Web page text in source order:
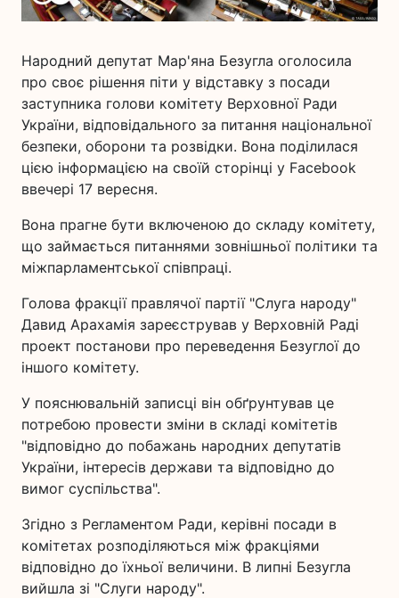
Народний депутат Мар'яна Безугла оголосила
про своє рішення піти у відставку з посади
заступника голови комітету Верховної Ради
України, відповідального за питання національної
безпеки, оборони та розвідки. Вона поділилася
цією інформацією на своїй сторінці у Facebook
ввечері 17 вересня.
Вона прагне бути включеною до складу комітету,
що займається питаннями зовнішньої політики та
міжпарламентської співпраці.
Голова фракції правлячої партії "Слуга народу"
Давид Арахамія зареєстрував у Верховній Раді
проект постанови про переведення Безуглої до
іншого комітету.
У пояснювальній записці він обґрунтував це
потребою провести зміни в складі комітетів
"відповідно до побажань народних депутатів
України, інтересів держави та відповідно до
вимог суспільства".
Згідно з Регламентом Ради, керівні посади в
комітетах розподіляються між фракціями
відповідно до їхньої величини. В липні Безугла
вийшла зі "Слуги народу".